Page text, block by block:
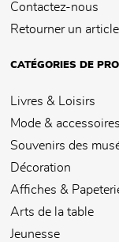
Contactez-nous
Retourner un article
CATÉGORIES DE
Livres & Loisirs
Mode & accessoires
Souvenirs des
Décoration
Affiches &
Arts de la table
Jeunesse